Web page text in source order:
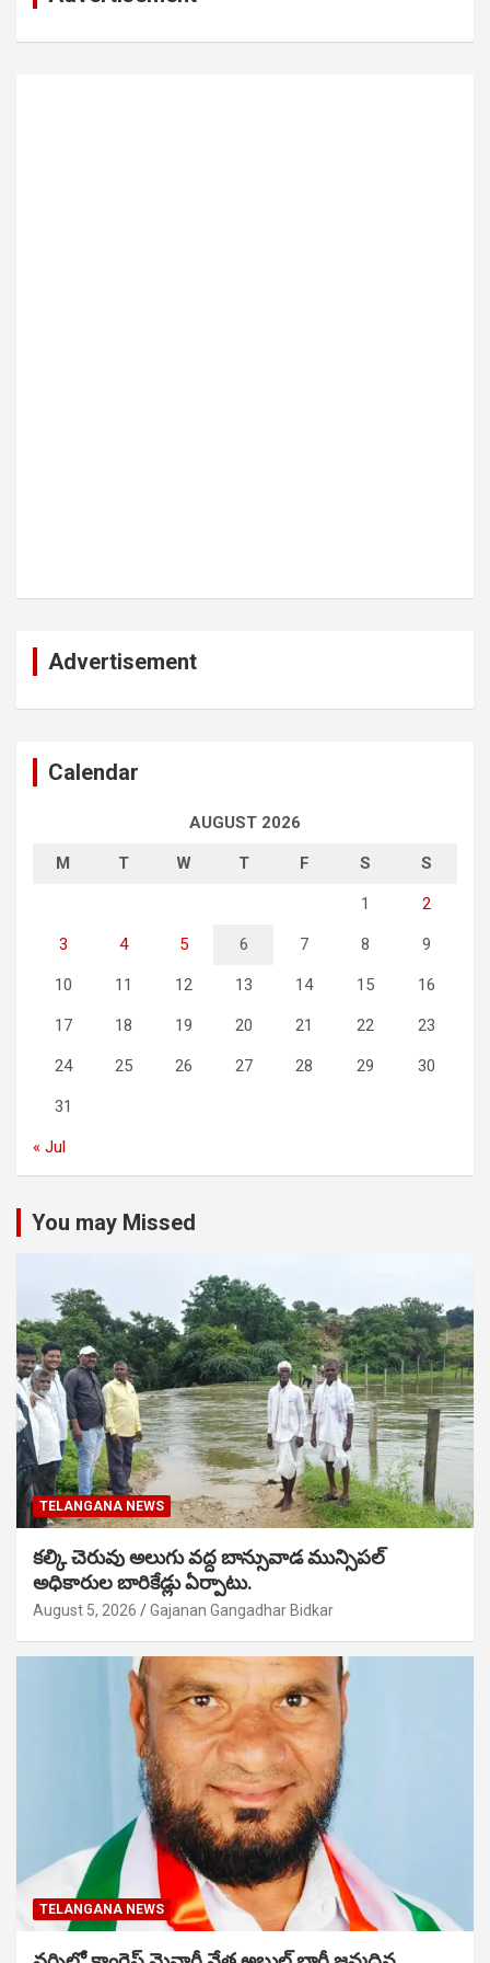
Advertisement
Calendar
AUGUST 2026
M T W T F S S
1 2
3 4 5 6 7 8 9
10 11 12 13 14 15 16
17 18 19 20 21 22 23
24 25 26 27 28 29 30
31
« Jul
You may Missed
TELANGANA NEWS
కల్కి చెరువు అలుగు వద్ద బాన్సువాడ మున్సిపల్
అధికారుల బారికేడ్లు ఏర్పాటు.
August 5, 2026 Gajanan Gangadhar Bidkar
TELANGANA NEWS